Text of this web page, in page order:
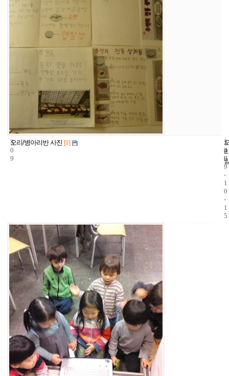
3
0
9
오리/병아리반 사진 [1]
1
4
9
2
0
0
9
-
1
0
-
1
5